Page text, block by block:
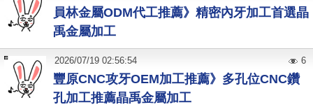
員林金屬ODM代工推薦》精密內牙加工首選晶
禹金屬加工
豐原CNC攻牙OEM加工推薦》多孔位CNC鑽
孔加工推薦晶禹金屬加工
2026/07/19 02:56:54 6